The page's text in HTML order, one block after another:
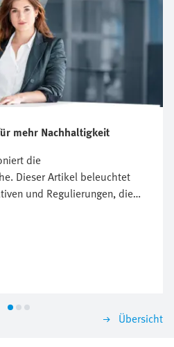
mehr Nachhaltigkeit
die
Dieser Artikel beleuchtet
und Regulierungen, die
stellen,
und Wachstum
proaktives Handeln in
für den
sein kann.
Übersicht